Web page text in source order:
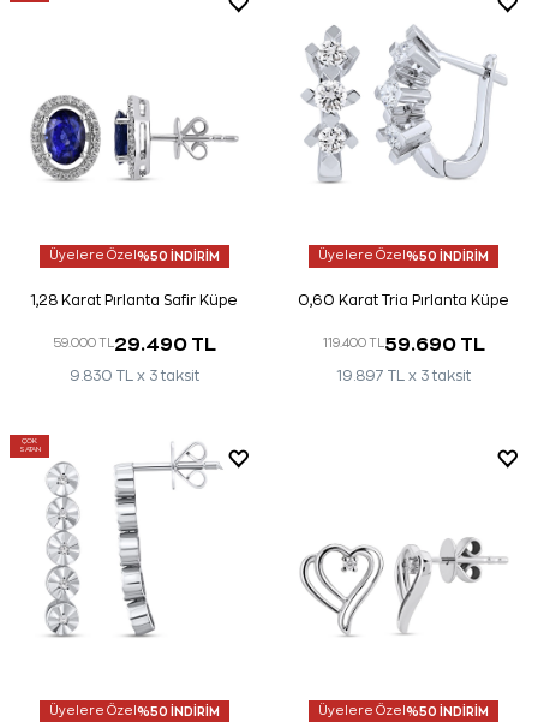
Üyelere Özel %50 İNDİRİM
1,28 Karat Pırlanta Safir Küpe
59.000 TL 29.490 TL
9.830 TL x 3 taksit
Üyelere Özel %50 İNDİRİM
0,60 Karat Tria Pırlanta Küpe
119.400 TL 59.690 TL
19.897 TL x 3 taksit
ÇOK
SATAN
Üyelere Özel %50 İNDİRİM Üyelere Özel %50 İNDİRİM